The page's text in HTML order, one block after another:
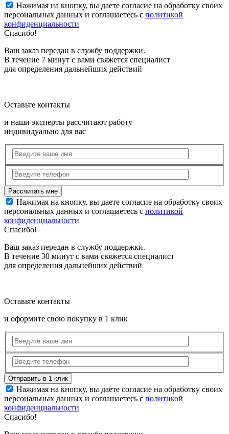
Нажимая на кнопку, вы даете согласие на обработку своих
персональных данных и соглашаетесь с политикой
конфиденциальности
Спасибо!
Ваш заказ передан в службу поддержки.
В течение 7 минут с вами свяжется специалист
для определения дальнейших действий
Оставьте контакты
и наши эксперты рассчитают работу
индивидуально для вас
Нажимая на кнопку, вы даете согласие на обработку своих
персональных данных и соглашаетесь с политикой
конфиденциальности
Спасибо!
Ваш заказ передан в службу поддержки.
В течение 30 минут с вами свяжется специалист
для определения дальнейших действий
Оставьте контакты
и оформите свою покупку в 1 клик
Нажимая на кнопку, вы даете согласие на обработку своих
персональных данных и соглашаетесь с политикой
конфиденциальности
Спасибо!